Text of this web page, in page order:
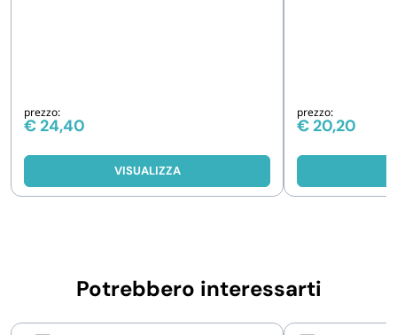
prezzo:
€ 24,40
VISUALIZZA
prezzo:
€ 20,20
Potrebbero interessarti